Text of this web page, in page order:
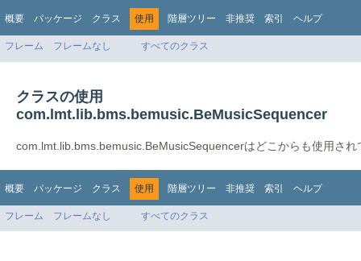
概要 パッケージ クラス 使用 階層ツリー 非推奨 索引 ヘルプ
フレーム フレームなし すべてのクラス
クラスの使用
com.lmt.lib.bms.bemusic.BeMusicSequencer
com.lmt.lib.bms.bemusic.BeMusicSequencerはどこからも使用され
概要 パッケージ クラス 使用 階層ツリー 非推奨 索引 ヘルプ
フレーム フレームなし すべてのクラス